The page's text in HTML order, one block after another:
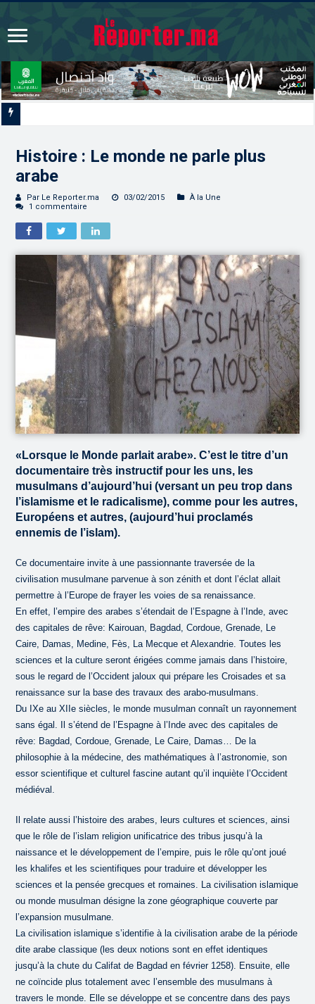
Histoire : Le monde ne parle plus
arabe
Par Le Reporter.ma 03/02/2015
À la Une
1 commentaire
«Lorsque le Monde parlait arabe». C’est le titre d’un
documentaire très instructif pour les uns, les
musulmans d’aujourd’hui (versant un peu trop dans
l’islamisme et le radicalisme), comme pour les autres,
Européens et autres, (aujourd’hui proclamés
ennemis de l’islam).
Ce documentaire invite à une passionnante traversée de la
civilisation musulmane parvenue à son zénith et dont l’éclat allait
permettre à l’Europe de frayer les voies de sa renaissance.
En effet, l’empire des arabes s’étendait de l’Espagne à l’Inde, avec
des capitales de rêve: Kairouan, Bagdad, Cordoue, Grenade, Le
Caire, Damas, Medine, Fès, La Mecque et Alexandrie. Toutes les
sciences et la culture seront érigées comme jamais dans l’histoire,
sous le regard de l’Occident jaloux qui prépare les Croisades et sa
renaissance sur la base des travaux des arabo-musulmans.
Du IXe au XIIe siècles, le monde musulman connaît un rayonnement
sans égal. Il s’étend de l’Espagne à l’Inde avec des capitales de
rêve: Bagdad, Cordoue, Grenade, Le Caire, Damas… De la
philosophie à la médecine, des mathématiques à l’astronomie, son
essor scientifique et culturel fascine autant qu’il inquiète l’Occident
médiéval.
Il relate aussi l’histoire des arabes, leurs cultures et sciences, ainsi
que le rôle de l’islam religion unificatrice des tribus jusqu’à la
naissance et le développement de l’empire, puis le rôle qu’ont joué
les khalifes et les scientifiques pour traduire et développer les
sciences et la pensée grecques et romaines. La civilisation islamique
ou monde musulman désigne la zone géographique couverte par
l’expansion musulmane.
La civilisation islamique s’identifie à la civilisation arabe de la période
dite arabe classique (les deux notions sont en effet identiques
jusqu’à la chute du Califat de Bagdad en février 1258). Ensuite, elle
ne coïncide plus totalement avec l’ensemble des musulmans à
travers le monde. Elle se développe et se concentre dans des pays